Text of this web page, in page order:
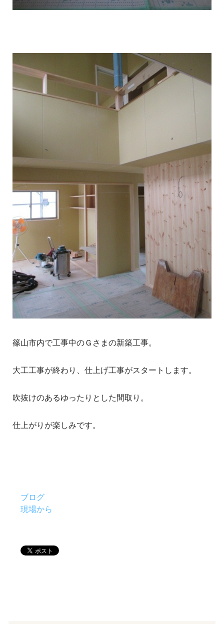
篠山市内で工事中のＧさまの新築工事。
大工工事が終わり、仕上げ工事がスタートします。
吹抜けのあるゆったりとした間取り。
仕上がりが楽しみです。
ブログ
現場から